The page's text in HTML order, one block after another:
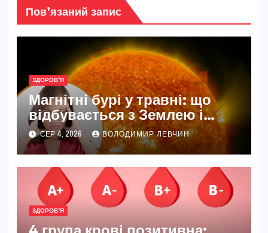
Пов’язаний запис
ЗДОРОВ'Я
Магнітні бурі у травні: що
відбувається з Землею і
нашим самопочуттям
СЕР 4, 2026 ВОЛОДИМИР ЛЕВЧИН
ЗДОРОВ'Я